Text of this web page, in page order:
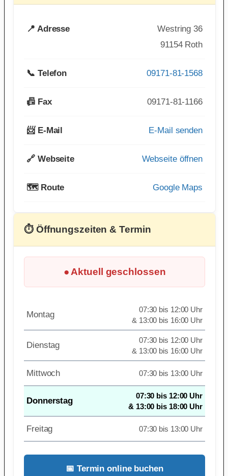
📍 Adresse
Westring 36
91154 Roth
📞 Telefon 09171-81-1568
📠 Fax 09171-81-1166
📨 E-Mail E-Mail senden
🔗 Webseite Webseite öffnen
🗺️ Route Google Maps
⏱ Öffnungszeiten & Termin
● Aktuell geschlossen
Montag
07:30 bis 12:00 Uhr
& 13:00 bis 16:00 Uhr
Dienstag
07:30 bis 12:00 Uhr
& 13:00 bis 16:00 Uhr
Mittwoch 07:30 bis 13:00 Uhr
Donnerstag
07:30 bis 12:00 Uhr
& 13:00 bis 18:00 Uhr
Freitag 07:30 bis 13:00 Uhr
📅 Termin online buchen